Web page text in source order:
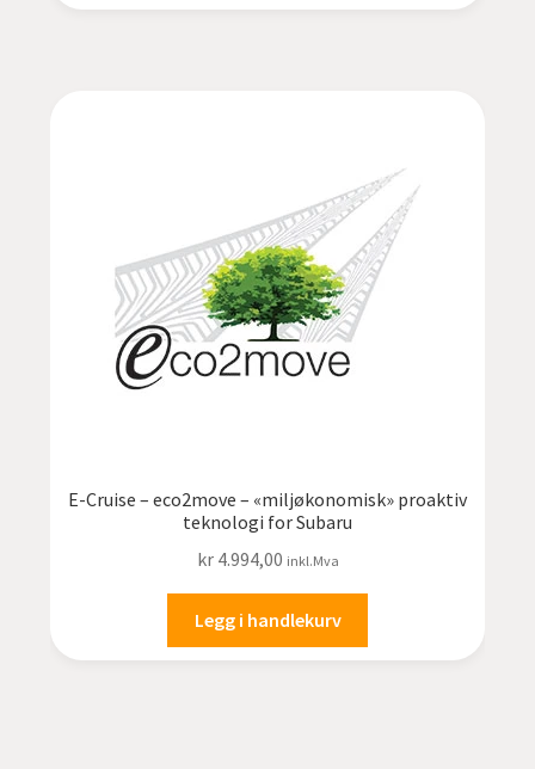
E-Cruise – eco2move – «miljøkonomisk» proaktiv
teknologi for Subaru
kr4.994,00 inkl.Mva
Legg i handlekurv